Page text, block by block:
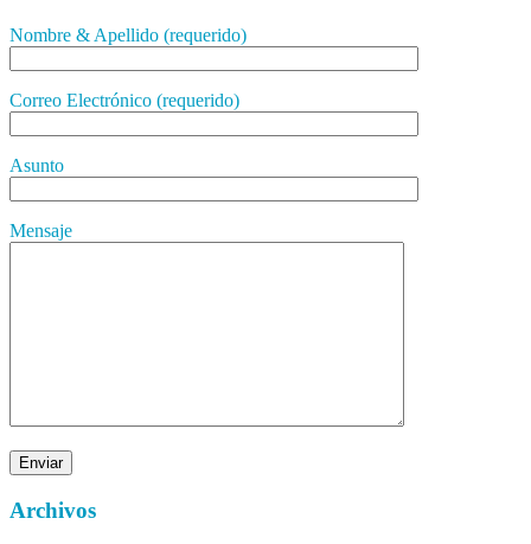
Nombre & Apellido (requerido)
Correo Electrónico (requerido)
Asunto
Mensaje
Archivos